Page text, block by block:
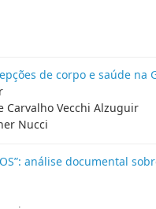
de corpo e saúde na
Carvalho Vecchi Alzuguir
Nucci
análise documental